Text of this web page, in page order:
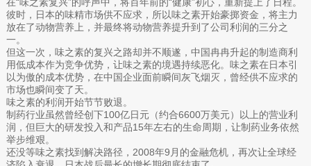
在“味之素复兴”的呼声中，将百年前的“健康”初心，重新提上了日程。
彼时，日本的味精市场供不应求，所以味之素开始豪掷资金，将主力
放在了动物营养上，并最终将动物营养提升到了公司利润的三分之
一。
但这一次，味之素的复兴之路却并不顺遂，中国冉冉升起的制造商利
用低成本作为竞争优势，让味之素的境遇持续恶化。味之素在日本引
以为傲的成本优势，在中国企业面前瞬间灰飞烟灭，曾经供不应求的
市场也瞬间变了天。
味之素的利润开始节节败退。
制药行业虽然曾经创下100亿日元（约合6600万美元）以上的营业利
润，但巨大的研发投入和产品15年左右的生命周期，让制药业务依然
举步维艰。
还没等味之素找到解决路径，2008年9月的金融危机，再次让全球经